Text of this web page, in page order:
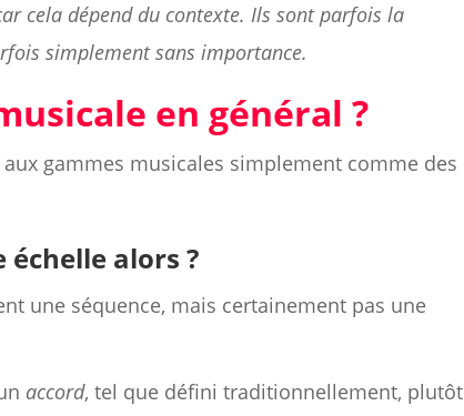
cela dépend du contexte. Ils sont parfois la
simplement sans importance.
en général ?
gammes musicales simplement comme des
alors ?
une séquence, mais certainement pas une
accord, tel que défini traditionnellement, plutôt